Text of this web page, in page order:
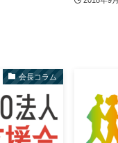
会長コラム